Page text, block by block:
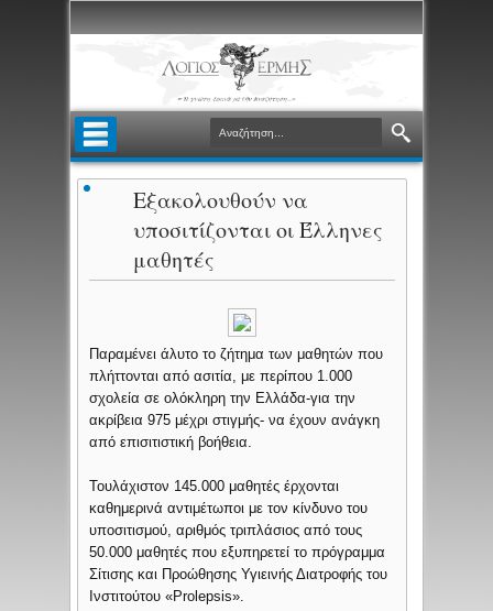
Εξακολουθούν να
υποσιτίζονται οι Έλληνες
μαθητές
Παραμένει άλυτο το ζήτημα των μαθητών που
πλήττονται από ασιτία, με περίπου 1.000
σχολεία σε ολόκληρη την Ελλάδα-για την
ακρίβεια 975 μέχρι στιγμής- να έχουν ανάγκη
από επισιτιστική βοήθεια.
Τουλάχιστον 145.000 μαθητές έρχονται
καθημερινά αντιμέτωποι με τον κίνδυνο του
υποσιτισμού, αριθμός τριπλάσιος από τους
50.000 μαθητές που εξυπηρετεί το πρόγραμμα
Σίτισης και Προώθησης Υγιεινής Διατροφής του
Ινστιτούτου «Prolepsis».